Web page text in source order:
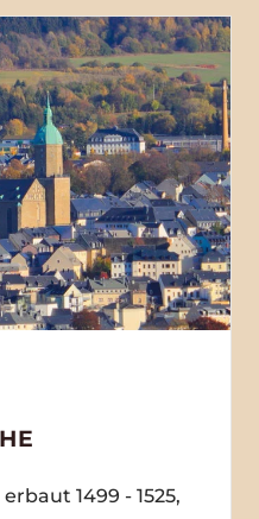
1499 - 1525,